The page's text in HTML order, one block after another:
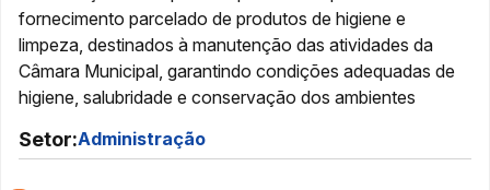
fornecimento parcelado de produtos de higiene e
limpeza, destinados à manutenção das atividades da
Câmara Municipal, garantindo condições adequadas de
higiene, salubridade e conservação dos ambientes
Setor:Administração